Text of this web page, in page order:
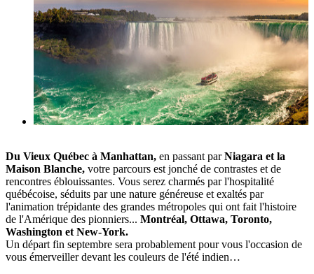
Du Vieux Québec à Manhattan, en passant parNiagara et la
Maison Blanche, votre parcours est jonché de contrastes et de
rencontres éblouissantes. Vous serez charmés par l'hospitalité
québécoise, séduits par une nature généreuse et exaltés par
l'animation trépidante des grandes métropoles qui ont fait l'histoire
de l'Amérique des pionniers... Montréal, Ottawa, Toronto,
Washington et New-York.
Un départ fin septembre sera probablement pour vous l'occasion de
vous émerveiller devant les couleurs de l'été indien…